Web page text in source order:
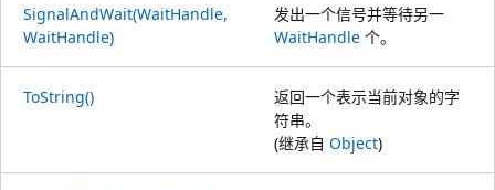
SignalAndWait(WaitHandle,
WaitHandle)
发出一个信号并等待另一
WaitHandle 个。
ToString()
返回一个表示当前对象的字
符串。
(继承自 Object)